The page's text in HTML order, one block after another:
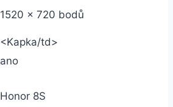
1520 x 720 bodů
<Kapka/td>
ano
Honor 8S